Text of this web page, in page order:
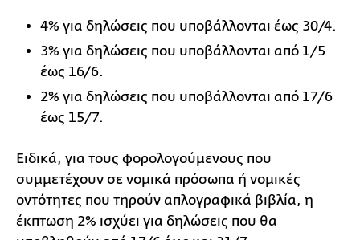
4% για δηλώσεις που υποβάλλονται έως 30/4.
3% για δηλώσεις που υποβάλλονται από 1/5
έως 16/6.
2% για δηλώσεις που υποβάλλονται από 17/6
έως 15/7.
Ειδικά, για τους φορολογούμενους που
συμμετέχουν σε νομικά πρόσωπα ή νομικές
οντότητες που τηρούν απλογραφικά βιβλία, η
έκπτωση 2% ισχύει για δηλώσεις που θα